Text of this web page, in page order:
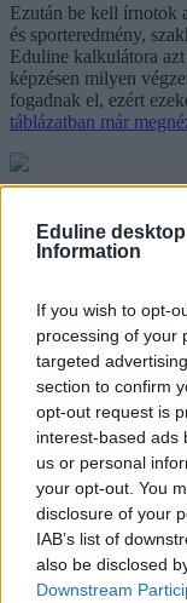
Eduline
Information
If you wish to opt-
processing of your
targeted
section to confirm
opt-out request is
interest-based ads
us or personal
your opt-out. You
disclosure of your
IAB’s list of
also be disclosed
Downstream
Ezután be kell írnotok
és sporteredmény,
Eduline kalkulátora
képzésen milyen
fogadnak el, ezért
táblázatban már
Fontos: a kalkulátor
a 2022-es felvételitől
kaphattok.Itt tudjátok
ne feledjétek, hogy a
jegyektől függetlenül
egyszerűen válassza
frissül), hogy
Azt, hogy idén
többletpontjaitokat,
4. Még egy kattintás
Ha mindez megvan,
a kalkulátor nemcsak
görgetve az érettségi
részpontszámot is